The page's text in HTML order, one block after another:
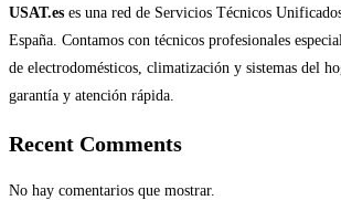
USAT.es es una red de Servicios Técnicos
España. Contamos con técnicos profesionales
de electrodomésticos, climatización y sistemas del
garantía y atención rápida.
Recent Comments
No hay comentarios que mostrar.